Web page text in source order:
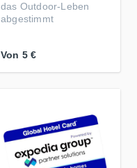
das Outdoor-Leben
abgestimmt
Von 5 €